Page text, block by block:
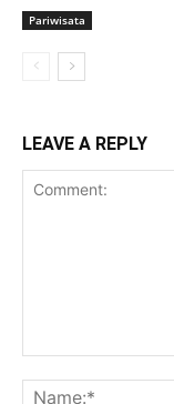
Pariwisata
LEAVE A REPLY